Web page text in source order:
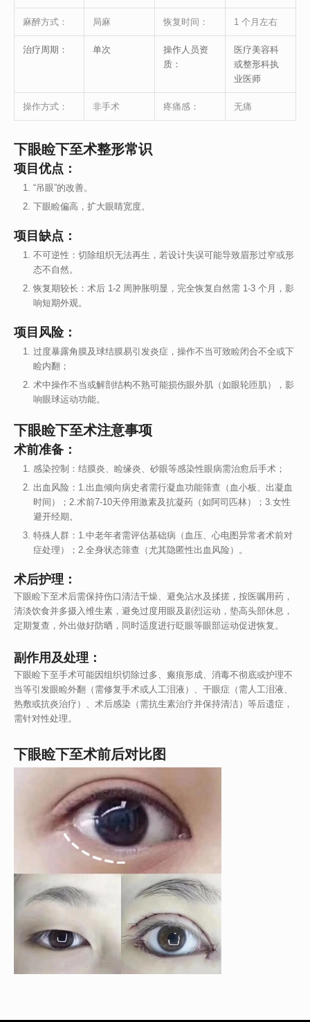
麻醉方式： 局麻 恢复时间： 1 个月左右
治疗周期： 单次
操作人员资
质：
医疗美容科
或整形科执
业医师
操作方式： 非手术 疼痛感： 无痛
下眼睑下至术整形常识
项目优点：
“吊眼”的改善。
下眼睑偏高，扩大眼睛宽度。
项目缺点：
不可逆性：切除组织无法再生，若设计失误可能导致眉形过窄或形
态不自然。
恢复期较长：术后 1-2 周肿胀明显，完全恢复自然需 1-3 个月，影
响短期外观。
项目风险：
过度暴露角膜及球结膜易引发炎症，操作不当可致睑闭合不全或下
睑内翻；
术中操作不当或解剖结构不熟可能损伤眼外肌（如眼轮匝肌），影
响眼球运动功能。
下眼睑下至术注意事项
术前准备：
感染控制：结膜炎、睑缘炎、砂眼等感染性眼病需治愈后手术；
出血风险：1.出血倾向病史者需行凝血功能筛查（血小板、出凝血
时间）；2.术前7-10天停用激素及抗凝药（如阿司匹林）；3.女性
避开经期。
特殊人群：1.中老年者需评估基础病（血压、心电图异常者术前对
症处理）；2.全身状态筛查（尤其隐匿性出血风险）。
术后护理：
下眼睑下至术后需保持伤口清洁干燥、避免沾水及揉搓，按医嘱用药，
清淡饮食并多摄入维生素，避免过度用眼及剧烈运动，垫高头部休息，
定期复查，外出做好防晒，同时适度进行眨眼等眼部运动促进恢复。
副作用及处理：
下眼睑下至手术可能因组织切除过多、瘢痕形成、消毒不彻底或护理不
当等引发眼睑外翻（需修复手术或人工泪液）、干眼症（需人工泪液、
热敷或抗炎治疗）、术后感染（需抗生素治疗并保持清洁）等后遗症，
需针对性处理。
下眼睑下至术前后对比图